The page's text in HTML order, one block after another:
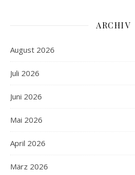
ARCHIV
August 2026
Juli 2026
Juni 2026
Mai 2026
April 2026
März 2026